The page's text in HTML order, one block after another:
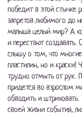
победит в этой стычке
запретов любимого до
малыша целый мир? А
и перестают
слышу о том, что
пластилин, но и
трудно отмыть от рук.
придется во взрослом
обводить и
своей жизни события,